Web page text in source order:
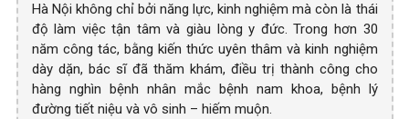
Hà Nội không chỉ bởi năng lực, kinh nghiệm mà còn là thái
độ làm việc tận tâm và giàu lòng y đức. Trong hơn 30
năm công tác, bằng kiến thức uyên thâm và kinh nghiệm
dày dặn, bác sĩ đã thăm khám, điều trị thành công cho
hàng nghìn bệnh nhân mắc bệnh nam khoa, bệnh lý
đường tiết niệu và vô sinh – hiếm muộn.